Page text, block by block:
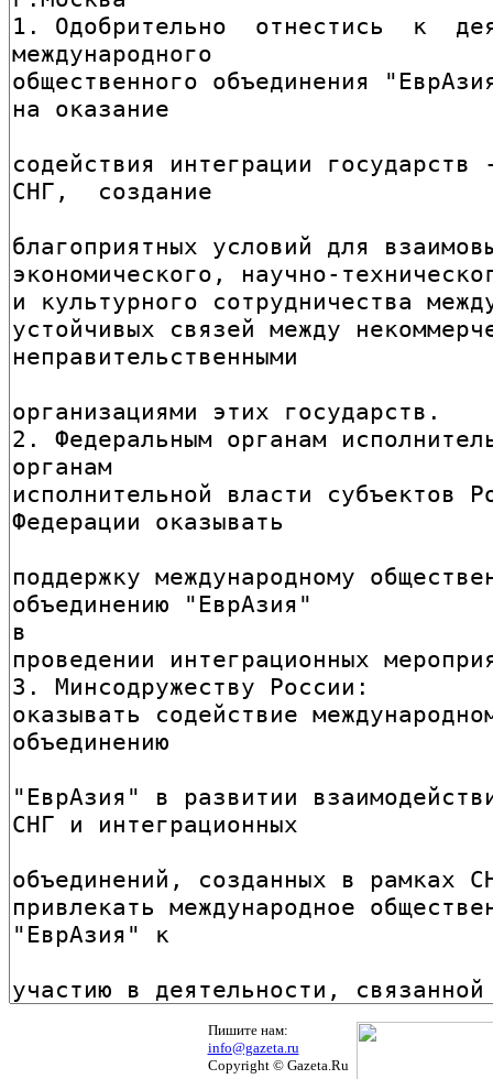
Пишите нам:
info@gazeta.ru
Copyright © Gazeta.Ru